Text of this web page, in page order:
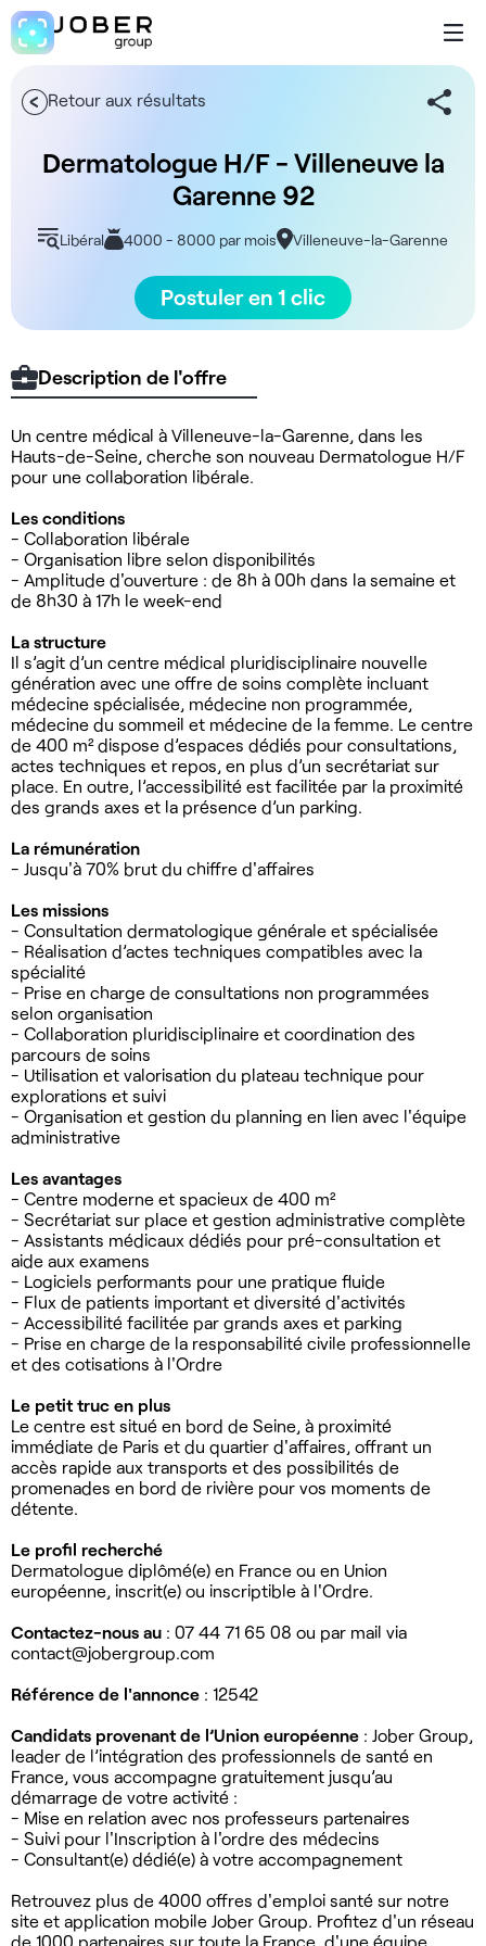
Retour aux résultats
Dermatologue H/F - Villeneuve la
Garenne 92
Libéral 4000 - 8000 par mois Villeneuve-la-Garenne
Postuler en 1 clic
Description de l'offre
Un centre médical à Villeneuve-la-Garenne, dans les
Hauts-de-Seine, cherche son nouveau Dermatologue H/F
pour une collaboration libérale.
Les conditions
- Collaboration libérale
- Organisation libre selon disponibilités
- Amplitude d'ouverture : de 8h à 00h dans la semaine et
de 8h30 à 17h le week-end
La structure
Il s’agit d’un centre médical pluridisciplinaire nouvelle
génération avec une offre de soins complète incluant
médecine spécialisée, médecine non programmée,
médecine du sommeil et médecine de la femme. Le centre
de 400 m² dispose d’espaces dédiés pour consultations,
actes techniques et repos, en plus d’un secrétariat sur
place. En outre, l’accessibilité est facilitée par la proximité
des grands axes et la présence d’un parking.
La rémunération
- Jusqu'à 70% brut du chiffre d'affaires
Les missions
- Consultation dermatologique générale et spécialisée
- Réalisation d’actes techniques compatibles avec la
spécialité
- Prise en charge de consultations non programmées
selon organisation
- Collaboration pluridisciplinaire et coordination des
parcours de soins
- Utilisation et valorisation du plateau technique pour
explorations et suivi
- Organisation et gestion du planning en lien avec l'équipe
administrative
Les avantages
- Centre moderne et spacieux de 400 m²
- Secrétariat sur place et gestion administrative complète
- Assistants médicaux dédiés pour pré-consultation et
aide aux examens
- Logiciels performants pour une pratique fluide
- Flux de patients important et diversité d'activités
- Accessibilité facilitée par grands axes et parking
- Prise en charge de la responsabilité civile professionnelle
et des cotisations à l'Ordre
Le petit truc en plus
Le centre est situé en bord de Seine, à proximité
immédiate de Paris et du quartier d'affaires, offrant un
accès rapide aux transports et des possibilités de
promenades en bord de rivière pour vos moments de
détente.
Le profil recherché
Dermatologue diplômé(e) en France ou en Union
européenne, inscrit(e) ou inscriptible à l'Ordre.
Contactez-nous au : 07 44 71 65 08 ou par mail via
contact@jobergroup.com
Référence de l'annonce : 12542
Candidats provenant de l’Union européenne : Jober Group,
leader de l’intégration des professionnels de santé en
France, vous accompagne gratuitement jusqu’au
démarrage de votre activité :
- Mise en relation avec nos professeurs partenaires
- Suivi pour l'Inscription à l'ordre des médecins
- Consultant(e) dédié(e) à votre accompagnement
Retrouvez plus de 4000 offres d'emploi santé sur notre
site et application mobile Jober Group. Profitez d'un réseau
de 1000 partenaires sur toute la France, d'une équipe